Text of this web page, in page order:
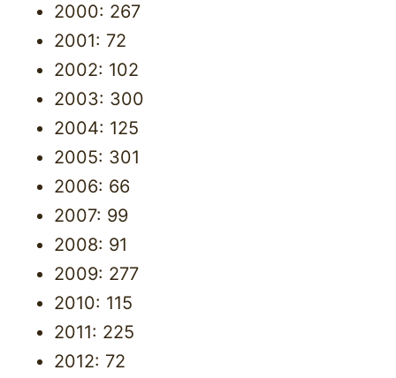
2000: 267
2001: 72
2002: 102
2003: 300
2004: 125
2005: 301
2006: 66
2007: 99
2008: 91
2009: 277
2010: 115
2011: 225
2012: 72